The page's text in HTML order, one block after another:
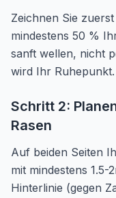
Zeichnen Sie
mindestens 50 %
sanft wellen, nicht
wird Ihr Ruhepunkt.
Schritt 2:
Rasen
Auf beiden Seiten
mit mindestens 1.5-
Hinterlinie (gegen